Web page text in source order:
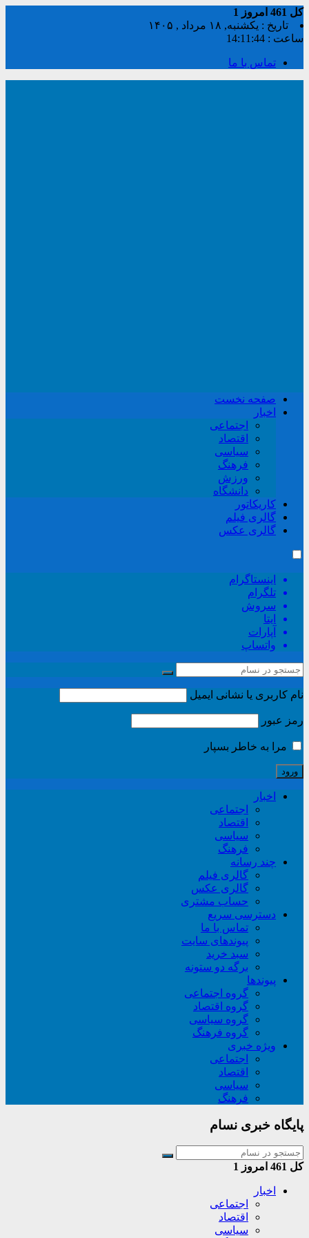
کل امروز
1
تاریخ : یکشنبه, ۱۸ مرداد , ۱۴۰۵
ساعت : 14:11:44
تماس با ما
صفحه نخست
اخبار
اجتماعی
اقتصاد
سیاسی
فرهنگ
ورزش
دانشگاه
کاریکاتور
گالری فیلم
گالری عکس
اینستاگرام
تلگرام
سروش
ایتا
آپارات
واتساپ
نام کاربری یا نشانی ایمیل
رمز عبور
مرا به خاطر بسپار
اخبار
اجتماعی
اقتصاد
سیاسی
فرهنگ
چند رسانه
گالری فیلم
گالری عکس
حساب مشتری
دسترسی سریع
تماس با ما
پیوندهای سایت
سبد خريد
برگه دو ستونه
پیوندها
گروه اجتماعی
گروه اقتصاد
گروه سیاسی
گروه فرهنگ
ویژه خبری
اجتماعی
اقتصاد
سیاسی
فرهنگ
پایگاه خبری نسام
کل امروز 1
اخبار
اجتماعی
اقتصاد
سیاسی